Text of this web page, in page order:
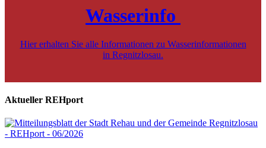
Wasserinfo
Hier erhalten Sie alle Informationen zu Wasserinformationen
in Regnitzlosau.
Aktueller REHport